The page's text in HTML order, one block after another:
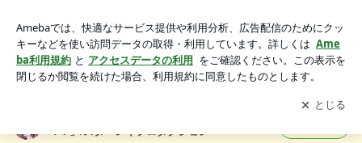
Y？」Powered by Ameba/スターレイプロダクション
アプリをダウンロードして ブログの更新通知
を受け取りまし
ょう。
開く
Y？」/スターレイプロダクション